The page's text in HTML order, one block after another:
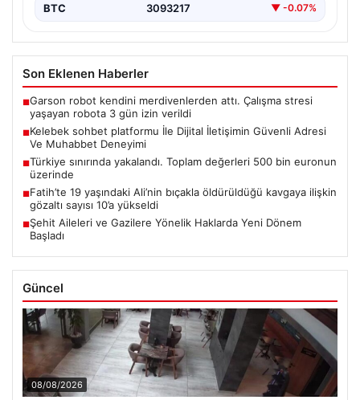
BTC 3093217 ▼ -0.07%
Son Eklenen Haberler
■Garson robot kendini merdivenlerden attı. Çalışma stresi
yaşayan robota 3 gün izin verildi
■Kelebek sohbet platformu İle Dijital İletişimin Güvenli Adresi
Ve Muhabbet Deneyimi
■Türkiye sınırında yakalandı. Toplam değerleri 500 bin euronun
üzerinde
■Fatih’te 19 yaşındaki Ali’nin bıçakla öldürüldüğü kavgaya ilişkin
gözaltı sayısı 10’a yükseldi
■Şehit Aileleri ve Gazilere Yönelik Haklarda Yeni Dönem
Başladı
Güncel
08/08/2026